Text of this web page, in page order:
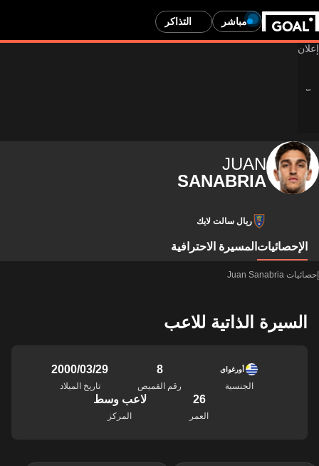
مباشر التذاكر
JUAN
SANABRIA
ريال سالت لايك
الإحصائيات المسيرة الاحترافية
إحصائيات Juan Sanabria
السيرة الذاتية للاعب
أورغواي
الجنسية
8
رقم القميص
29‏/03‏/2000
تاريخ الميلاد
26
العمر
لاعب وسط
المركز